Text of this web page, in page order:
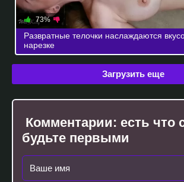
73%
Развратные телочки наслаждаются
нарезке
Загрузить еще
Комментарии: есть что
будьте первыми